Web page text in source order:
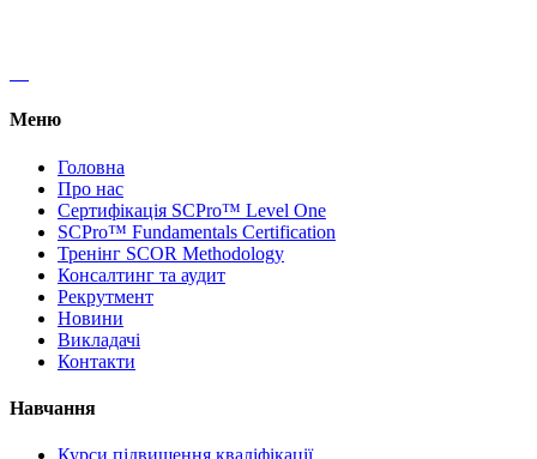
Меню
Головна
Про нас
Сертифікація SCPro™ Level One
SCPro™ Fundamentals Certification
Тренінг SCOR Methodology
Консалтинг та аудит
Рекрутмент
Новини
Викладачі
Контакти
Навчання